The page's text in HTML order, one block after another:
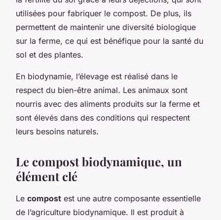
utilisées pour fabriquer le compost. De plus, ils
permettent de maintenir une diversité biologique
sur la ferme, ce qui est bénéfique pour la santé du
sol et des plantes.
En biodynamie, l’élevage est réalisé dans le
respect du bien-être animal. Les animaux sont
nourris avec des aliments produits sur la ferme et
sont élevés dans des conditions qui respectent
leurs besoins naturels.
Le compost biodynamique, un
élément clé
Le compost est une autre composante essentielle
de l’agriculture biodynamique. Il est produit à